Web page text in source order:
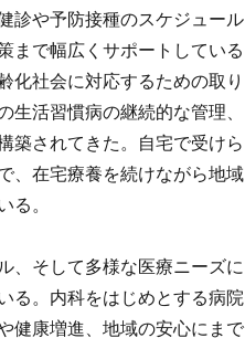
診や予防接種のスケジュール
まで幅広くサポートしている
化社会に対応するための取り
活習慣病の継続的な管理、
築されてきた。自宅で受けら
、在宅療養を続けながら地域
。
、そして多様な医療ニーズに
る。内科をはじめとする病院
健康増進、地域の安心にまで